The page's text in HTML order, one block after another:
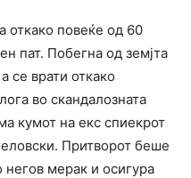
откако повеќе од 60
пат. Побегна од земјта
се врати откако
во скандалозната
кумот на екс спиекрот
Притворот беше
негов мерак и осигура